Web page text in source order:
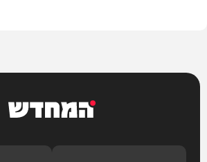
המחדש